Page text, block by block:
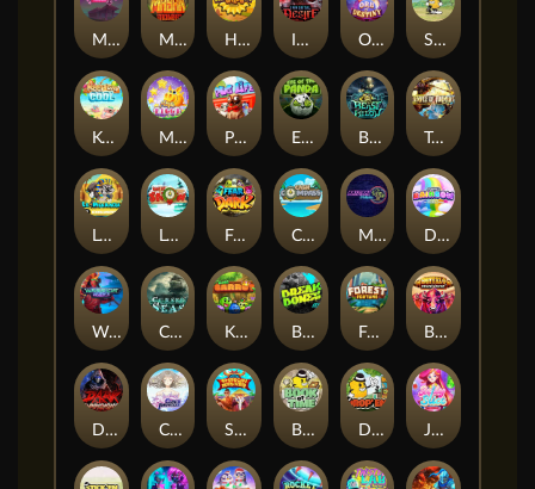
Mystery Motel Mayan Stackways Harvest Wilds Immortal Desire Orb of Destiny Stack'em
Keep 'em Cool Magic Piggy Pug Life Eye of the Panda Beast Below Temple of Torment
Le Pharaoh Let It Snow Fear the Dark Cash Compass Miami Multiplier Double Rainbow
Warrior Ways Cursed Seas King Carrot Break Bones Forest Fortune Buffalo Stack'n'Sync
Dark Summoning Cloud Princess Shaolin Master Book of Time Drop'em Jelly Slice